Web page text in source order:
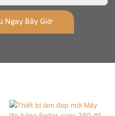
Ngay Bây Giờ